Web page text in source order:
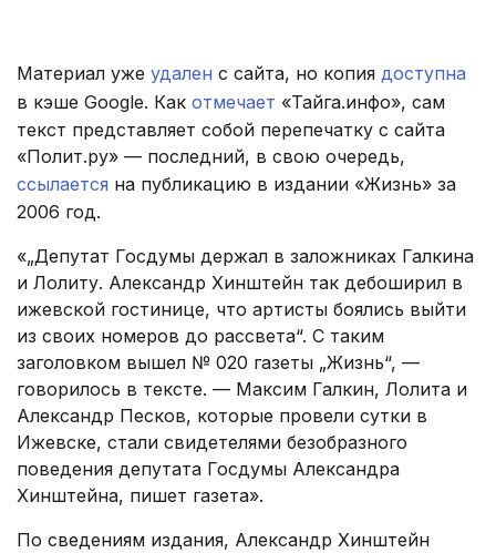
Материал уже удален с сайта, но копия доступна
в кэше Google. Как отмечает «Тайга.инфо», сам
текст представляет собой перепечатку с сайта
«Полит.ру» — последний, в свою очередь,
ссылается на публикацию в издании «Жизнь» за
2006 год.
«„Депутат Госдумы держал в заложниках Галкина
и Лолиту. Александр Хинштейн так дебоширил в
ижевской гостинице, что артисты боялись выйти
из своих номеров до рассвета“. С таким
заголовком вышел № 020 газеты „Жизнь“, —
говорилось в тексте. — Максим Галкин, Лолита и
Александр Песков, которые провели сутки в
Ижевске, стали свидетелями безобразного
поведения депутата Госдумы Александра
Хинштейна, пишет газета».
По сведениям издания, Александр Хинштейн